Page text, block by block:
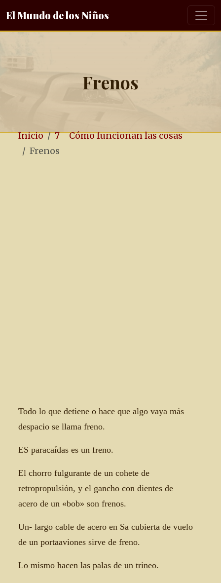
El Mundo de los Niños
Frenos
Inicio
7 - Cómo funcionan las cosas
Frenos
Todo lo que detiene o hace que algo vaya más
despacio se llama freno.
ES paracaídas es un freno.
El chorro fulgurante de un cohete de
retropropulsión, y el gancho con dientes de
acero de un «bob» son frenos.
Un- largo cable de acero en Sa cubierta de vuelo
de un portaaviones sirve de freno.
Lo mismo hacen las palas de un trineo.